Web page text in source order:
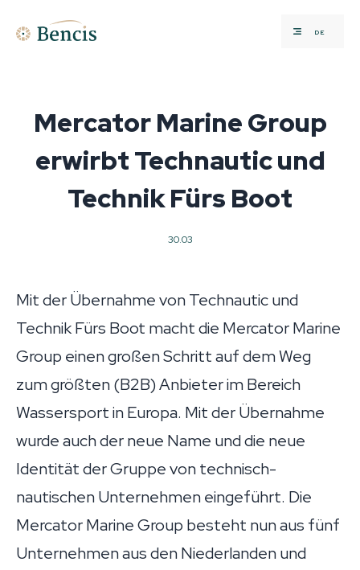
DE
Mercator Marine Group
erwirbt Technautic und
Technik Fürs Boot
30.03
Mit der Übernahme von Technautic und
Technik Fürs Boot macht die Mercator Marine
Group einen großen Schritt auf dem Weg
zum größten (B2B) Anbieter im Bereich
Wassersport in Europa. Mit der Übernahme
wurde auch der neue Name und die neue
Identität der Gruppe von technisch-
nautischen Unternehmen eingeführt. Die
Mercator Marine Group besteht nun aus fünf
Unternehmen aus den Niederlanden und